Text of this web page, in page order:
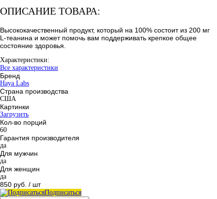
ОПИСАНИЕ ТОВАРА:
Высококачественный продукт, который на 100% состоит из 200 мг
L-теанина и может помочь вам поддерживать крепкое общее
состояние здоровья.
Характеристики:
Все характеристики
Бренд
Haya Labs
Страна производства
США
Картинки
Загрузить
Кол-во порций
60
Гарантия производителя
да
Для мужчин
да
Для женщин
да
850 руб. / шт
Подписаться